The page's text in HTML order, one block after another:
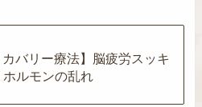
カバリー療法】脳疲労スッキ
ホルモンの乱れ